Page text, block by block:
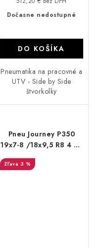
Dočasne nedostupné
DO KOŠÍKA
Pneumatika na pracovné a
UTV - Side by Side
štvorkolky
Pneu Journey P350
19x7-8 /18x9,5 R8 4 PL
3 %